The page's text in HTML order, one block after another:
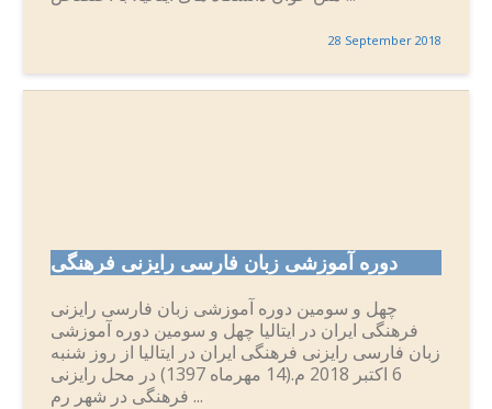
28 September 2018
دوره آموزشی زبان فارسی رایزنی فرهنگی
چهل و سومین دوره آموزشی زبان فارسی رایزنی
فرهنگی ایران در ایتالیا چهل و سومین دوره آموزشی
زبان فارسی رایزنی فرهنگی ایران در ایتالیا از روز شنبه
6 اکتبر 2018 م.(14 مهرماه 1397) در محل رایزنی
فرهنگی در شهر رم ...